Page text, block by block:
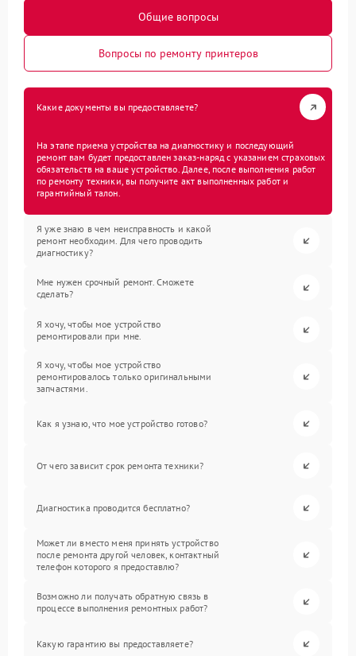
Общие вопросы
Вопросы по ремонту принтеров
Какие документы вы предоставляете?
На этапе приема устройства на диагностику и последующий
ремонт вам будет предоставлен заказ-наряд с указанием страховых
обязательств на ваше устройство. Далее, после выполнения работ
по ремонту техники, вы получите акт выполненных работ и
гарантийный талон.
Я уже знаю в чем неисправность и какой
ремонт необходим. Для чего проводить
диагностику?
Мне нужен срочный ремонт. Сможете
сделать?
Я хочу, чтобы мое устройство
ремонтировали при мне.
Я хочу, чтобы мое устройство
ремонтировалось только оригинальными
запчастями.
Как я узнаю, что мое устройство готово?
От чего зависит срок ремонта техники?
Диагностика проводится бесплатно?
Может ли вместо меня принять устройство
после ремонта другой человек, контактный
телефон которого я предоставлю?
Возможно ли получать обратную связь в
процессе выполнения ремонтных работ?
Какую гарантию вы предоставляете?